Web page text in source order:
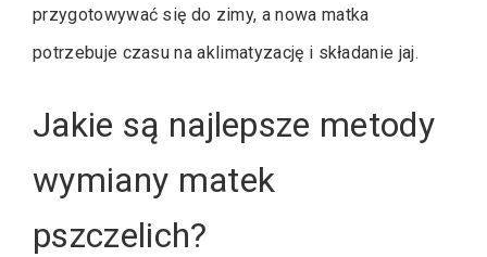
przygotowywać się do zimy, a nowa matka
potrzebuje czasu na aklimatyzację i składanie jaj.
Jakie są najlepsze metody
wymiany matek
pszczelich?